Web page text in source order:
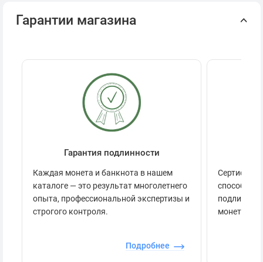
Гарантии магазина
Гарантия подлинности
Каждая монета и банкнота в нашем
каталоге — это результат многолетнего
опыта, профессиональной экспертизы и
строгого контроля.
Подробнее
способов
монеты.